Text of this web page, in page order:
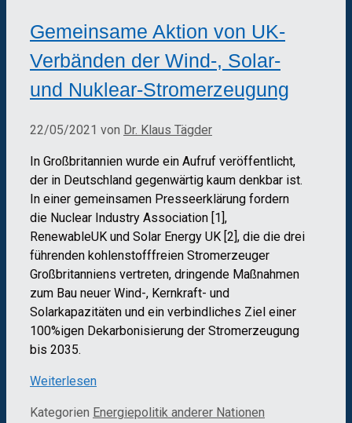
Gemeinsame Aktion von UK-
Verbänden der Wind-, Solar-
und Nuklear-Stromerzeugung
22/05/2021 von Dr. Klaus Tägder
In Großbritannien wurde ein Aufruf veröffentlicht,
der in Deutschland gegenwärtig kaum denkbar ist.
In einer gemeinsamen Presseerklärung fordern
die Nuclear Industry Association [1],
RenewableUK und Solar Energy UK [2], die die drei
führenden kohlenstofffreien Stromerzeuger
Großbritanniens vertreten, dringende Maßnahmen
zum Bau neuer Wind-, Kernkraft- und
Solarkapazitäten und ein verbindliches Ziel einer
100%igen Dekarbonisierung der Stromerzeugung
bis 2035.
Weiterlesen
Kategorien Energiepolitik anderer Nationen